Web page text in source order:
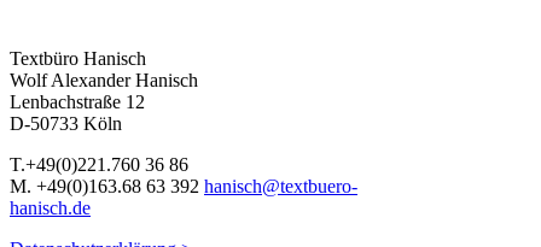
Textbüro Hanisch
Wolf Alexander Hanisch
Lenbachstraße 12
D-50733 Köln
T.+49(0)221.760 36 86
M. +49(0)163.68 63 392 hanisch@textbuero-
hanisch.de